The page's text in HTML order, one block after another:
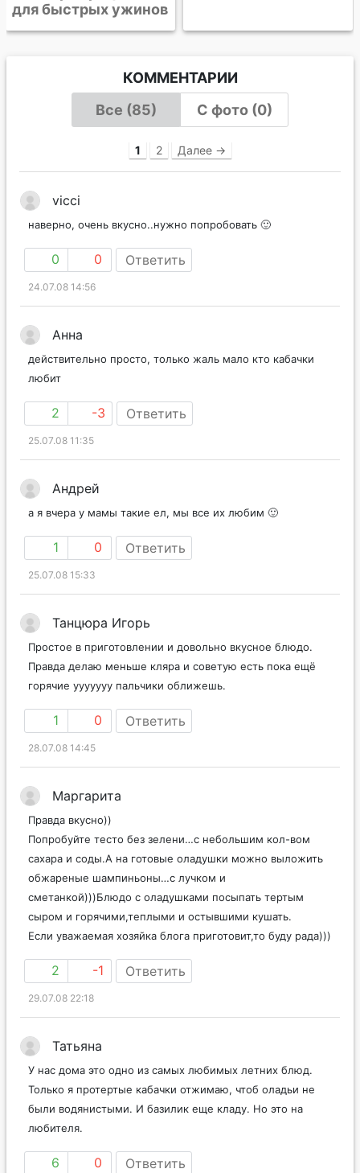
для быстрых ужинов
КОММЕНТАРИИ
Все (85)
С фото (0)
1 2 Далее →
vicci
наверно, очень вкусно..нужно попробовать 🙂
0 0 Ответить
24.07.08 14:56
Анна
действительно просто, только жаль мало кто кабачки
любит
2 -3 Ответить
25.07.08 11:35
Андрей
а я вчера у мамы такие ел, мы все их любим 🙂
1 0 Ответить
25.07.08 15:33
Танцюра Игорь
Простое в приготовлении и довольно вкусное блюдо.
Правда делаю меньше кляра и советую есть пока ещё
горячие ууууууу пальчики оближешь.
1 0 Ответить
28.07.08 14:45
Маргарита
Правда вкусно))
Попробуйте тесто без зелени…с небольшим кол-вом
сахара и соды.А на готовые оладушки можно выложить
обжареные шампиньоны…с лучком и
сметанкой)))Блюдо с оладушками посыпать тертым
сыром и горячими,теплыми и остывшими кушать.
Если уважаемая хозяйка блога приготовит,то буду рада)))
2 -1 Ответить
29.07.08 22:18
Татьяна
У нас дома это одно из самых любимых летних блюд.
Только я протертые кабачки отжимаю, чтоб оладьи не
были водянистыми. И базилик еще кладу. Но это на
любителя.
6 0 Ответить